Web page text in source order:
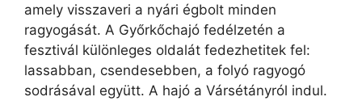
amely visszaveri a nyári égbolt minden
ragyogását. A Győrkőchajó fedélzetén a
fesztivál különleges oldalát fedezhetitek fel:
lassabban, csendesebben, a folyó ragyogó
sodrásával együtt. A hajó a Vársétányról indul.